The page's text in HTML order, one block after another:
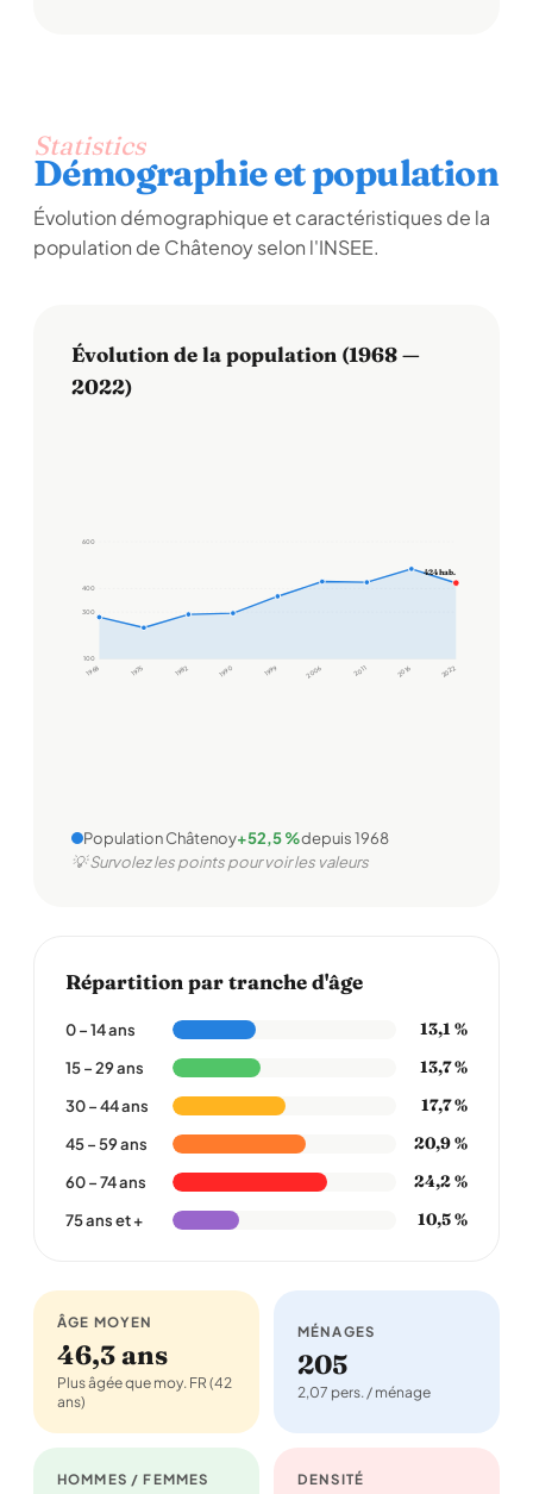
Statistics
Démographie et population
Évolution démographique et caractéristiques de la
population de Châtenoy selon l'INSEE.
Évolution de la population (1968 —
2022)
100
300
400
600
1968 1975 1982 1990 1999 2006 2011 2016 2022
424 hab.
Population Châtenoy+52,5 %depuis 1968
💡 Survolez les points pour voir les valeurs
Répartition par tranche d'âge
0 – 14 ans 13,1 %
15 – 29 ans 13,7 %
30 – 44 ans 17,7 %
45 – 59 ans 20,9 %
60 – 74 ans 24,2 %
75 ans et + 10,5 %
ÂGE MOYEN
46,3 ans
Plus âgée que moy. FR (42
ans)
MÉNAGES
205
2,07 pers. / ménage
HOMMES / FEMMES DENSITÉ